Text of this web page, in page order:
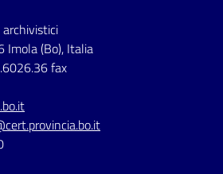
Imola (Bo), Italia
fax